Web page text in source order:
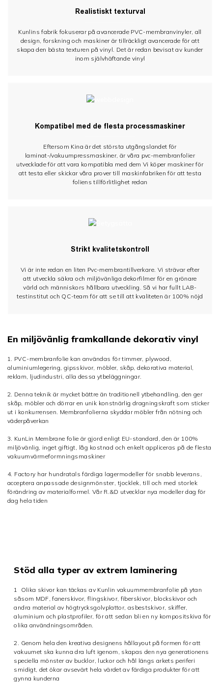
Realistiskt texturval
Kunlins fabrik fokuserar på avancerade PVC-membranvinyler, all
design, forskning och maskiner är tillräckligt avancerade för att
skapa den bästa texturen på vinyl. Det är redan bevisat av kunder
inom självhäftande vinyl
Kompatibel med de flesta processmaskiner
Eftersom Kina är det största utgångslandet för
laminat-/vakuumpressmaskiner, är våra pvc-membranfolier
utvecklade för att vara kompatibla med dem Vi köper maskiner för
att testa eller skickar våra prover till maskinfabriken för att testa
foliens tillförlitlighet redan
Strikt kvalitetskontroll
Vi är inte redan en liten Pvc-membrantillverkare. Vi strävar efter
att utveckla säkra och miljövänliga dekorfilmer för en grönare
värld och människors hållbara utveckling. Så vi har fullt LAB-
testinstitut och QC-team för att se till att kvaliteten är 100% nöjd
En miljövänlig framkallande dekorativ vinyl
1. PVC-membranfolie kan användas för timmer, plywood,
aluminiumlegering, gipsskivor, möbler, skåp, dekorativa material,
reklam, ljudindustri, alla dessa ytbeläggningar.
2. Denna teknik är mycket bättre än traditionell ytbehandling, den ger
skåp, möbler och dörrar en unik konstnärlig dragningskraft som sticker
ut i konkurrensen. Membranfolierna skyddar möbler från nötning och
väderpåverkan
3. KunLin Membrane folie är gjord enligt EU-standard, den är 100%
miljövänlig, inget giftigt, låg kostnad och enkelt appliceras på de flesta
vakuumvärmeformningsmaskiner
4. Factory har hundratals färdiga lagermodeller för snabb leverans,
acceptera anpassade designmönster, tjocklek, till och med storlek
förändring av materialformel. Vår R.&D utvecklar nya modeller dag för
dag hela tiden
Stöd alla typer av extrem laminering
1 Olika skivor kan täckas av Kunlin vakuummembranfolie på ytan
såsom MDF, fanerskivor, flingskivor, fiberskivor, blockskivor och
andra material av högtrycksgolvplattor, asbestskivor, skiffer,
aluminium och plastprofiler, för att sedan bli en ny kompositskiva för
olika användningsområden.
2. Genom hela den kreativa designens hållayout på formen för att
vakuumet ska kunna dra luft igenom, skapas den nya generationens
speciella mönster av bucklor, luckor och hål längs arkets periferi
smidigt, det ökar avsevärt hela värdet av färdiga produkter för att
gynna kunderna